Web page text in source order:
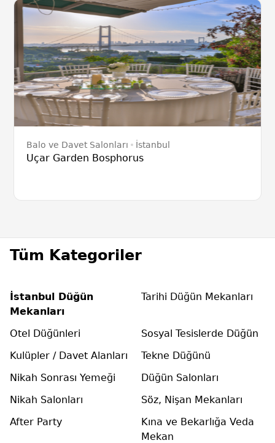
Balo ve Davet Salonları İstanbul
Uçar Garden Bosphorus
Tüm Kategoriler
İstanbul Düğün
Mekanları
Tarihi Düğün Mekanları
Otel Düğünleri
Sosyal Tesislerde Düğün
Kulüpler / Davet Alanları
Tekne Düğünü
Nikah Sonrası Yemeği
Düğün Salonları
Nikah Salonları
Söz, Nişan Mekanları
After Party
Kına ve Bekarlığa Veda
Mekan